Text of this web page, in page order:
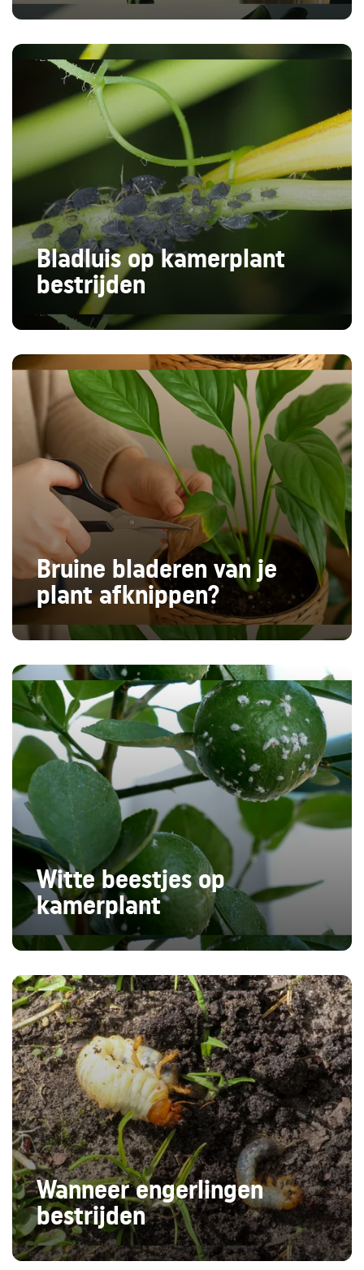
Bladluis op kamerplant
bestrijden
Bruine bladeren van je
plant afknippen?
Witte beestjes op
kamerplant
Wanneer engerlingen
bestrijden